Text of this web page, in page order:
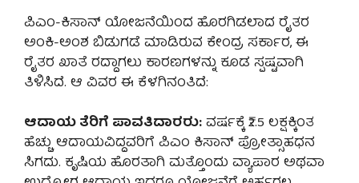
ಪಿಎಂ-ಕಿಸಾನ್ ಯೋಜನೆಯಿಂದ ಹೊರಗಿಡಲಾದ ರೈತರ
ಅಂಕಿ-ಅಂಶ ಬಿಡುಗಡೆ ಮಾಡಿರುವ ಕೇಂದ್ರ ಸರ್ಕಾರ, ಈ
ರೈತರ ಖಾತೆ ರದ್ದಾಗಲು ಕಾರಣಗಳನ್ನು ಕೂಡ ಸ್ಪಷ್ಟವಾಗಿ
ತಿಳಿಸಿದೆ. ಆ ವಿವರ ಈ ಕೆಳಗಿನಂತಿದೆ:
ಆದಾಯ ತೆರಿಗೆ ಪಾವತಿದಾರರು:ವರ್ಷಕ್ಕೆ ₹2.5 ಲಕ್ಷಕ್ಕಿಂತ
ಹೆಚ್ಚು ಆದಾಯವಿದ್ದವರಿಗೆ ಪಿಎಂ ಕಿಸಾನ್ ಪ್ರೋತ್ಸಾಹಧನ
ಸಿಗದು. ಕೃಷಿಯ ಹೊರತಾಗಿ ಮತ್ತೊಂದು ವ್ಯಾಪಾರ ಅಥವಾ